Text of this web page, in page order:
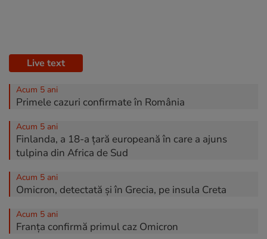
Live text
Acum 5 ani
Primele cazuri confirmate în România
Acum 5 ani
Finlanda, a 18-a țară europeană în care a ajuns
tulpina din Africa de Sud
Acum 5 ani
Omicron, detectată și în Grecia, pe insula Creta
Acum 5 ani
Franța confirmă primul caz Omicron